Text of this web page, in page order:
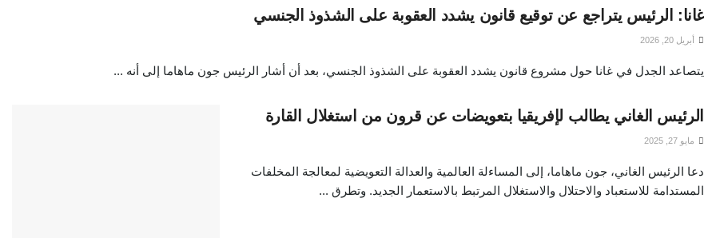
غانا: الرئيس يتراجع عن توقيع قانون يشدد العقوبة على الشذوذ الجنسي
أبريل 20, 2026
يتصاعد الجدل في غانا حول مشروع قانون يشدد العقوبة على الشذوذ الجنسي، بعد أن أشار الرئيس جون ماهاما إلى أنه ...
الرئيس الغاني يطالب لإفريقيا بتعويضات عن قرون من استغلال القارة
مايو 27, 2025
دعا الرئيس الغاني، جون ماهاما، إلى المساءلة العالمية والعدالة التعويضية لمعالجة المخلفات
المستدامة للاستعباد والاحتلال والاستغلال المرتبط بالاستعمار الجديد. وتطرق ...